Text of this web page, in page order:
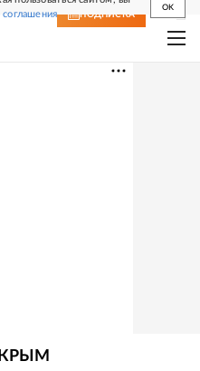
соглашения
OK
ПОДПИСКА
КРЫМ